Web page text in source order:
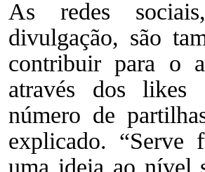
As redes
divulgação, são
contribuir para o
através dos likes
número de
explicado. “Serve
uma ideia ao nível